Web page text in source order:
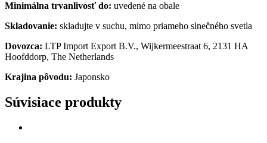
Minimálna trvanlivosť do: uvedené na obale
Skladovanie: skladujte v suchu, mimo priameho slnečného svetla
Dovozca: LTP Import Export B.V., Wijkermeestraat 6, 2131 HA
Hoofddorp, The Netherlands
Krajina pôvodu: Japonsko
Súvisiace produkty